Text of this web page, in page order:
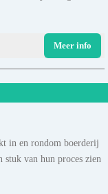
Meer info
in en rondom boerderij
stuk van hun proces zien